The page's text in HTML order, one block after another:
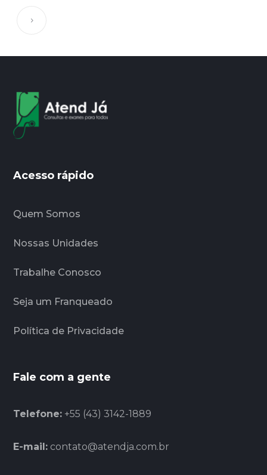
Acesso rápido
Quem Somos
Nossas Unidades
Trabalhe Conosco
Seja um Franqueado
Política de Privacidade
Fale com a gente
Telefone: +55 (43) 3142-1889
E-mail: contato@atendja.com.br